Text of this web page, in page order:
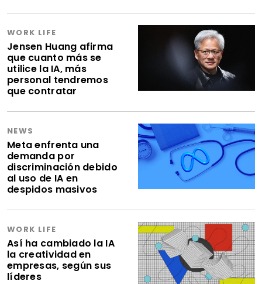
WORK LIFE
Jensen Huang afirma
que cuanto más se
utilice la IA, más
personal tendremos
que contratar
NEWS
Meta enfrenta una
demanda por
discriminación debido
al uso de IA en
despidos masivos
WORK LIFE
Así ha cambiado la IA
la creatividad en
empresas, según sus
líderes